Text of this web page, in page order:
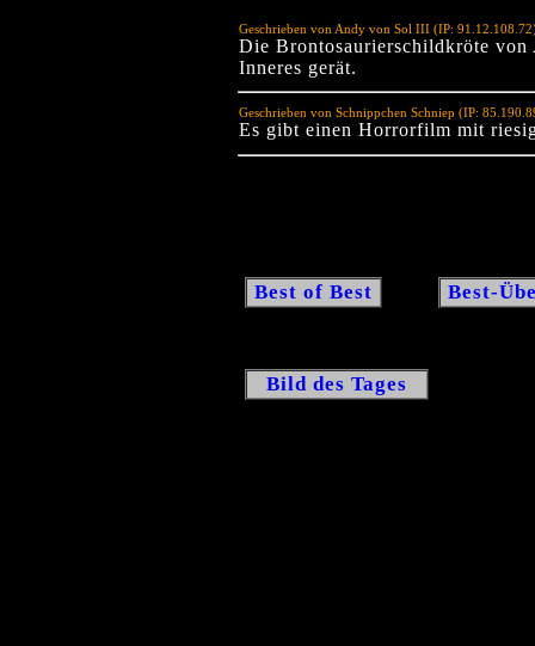
Geschrieben von Andy von Sol III (IP:
Die Brontosaurierschildkröte
Inneres gerät.
Geschrieben von Schnippchen Schniep (IP:
Es gibt einen Horrorfilm mit
Best of Best Best-
Bild des Tages